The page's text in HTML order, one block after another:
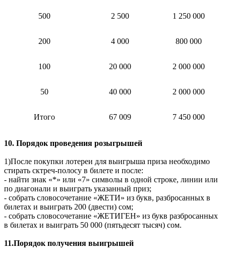
500 2 500 1 250 000
200 4 000 800 000
100 20 000 2 000 000
50 40 000 2 000 000
Итого 67 009 7 450 000
10. Порядок проведения розыгрышей
1)После покупки лотереи для выигрыша приза необходимо
стирать сктреч-полосу в билете и после:
- найти знак «*» или «7» символы в одной строке, линии или
по диагонали и выиграть указанный приз;
- собрать словосочетание «ЖЕТИ» из букв, разбросанных в
билетах и выиграть 200 (двести) сом;
- собрать словосочетание «ЖЕТИГЕН» из букв разбросанных
в билетах и выиграть 50 000 (пятьдесят тысяч) сом.
11.Порядок получения выигрышей